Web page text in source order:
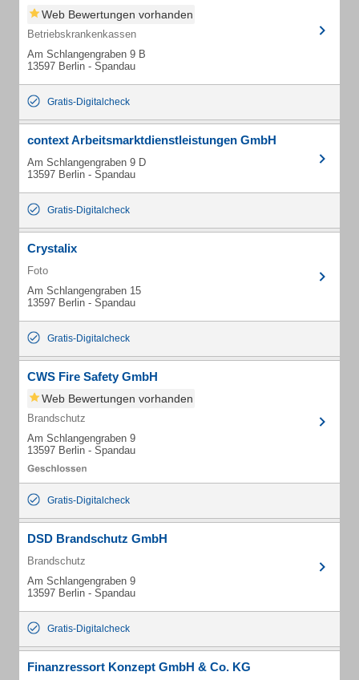
Web Bewertungen vorhanden
Betriebskrankenkassen
Am Schlangengraben 9 B
13597 Berlin - Spandau
Gratis-Digitalcheck
context Arbeitsmarktdienstleistungen GmbH
Am Schlangengraben 9 D
13597 Berlin - Spandau
Gratis-Digitalcheck
Crystalix
Foto
Am Schlangengraben 15
13597 Berlin - Spandau
Gratis-Digitalcheck
CWS Fire Safety GmbH
Web Bewertungen vorhanden
Brandschutz
Am Schlangengraben 9
13597 Berlin - Spandau
Gratis-Digitalcheck
DSD Brandschutz GmbH
Brandschutz
Am Schlangengraben 9
13597 Berlin - Spandau
Gratis-Digitalcheck
Finanzressort Konzept GmbH & Co. KG